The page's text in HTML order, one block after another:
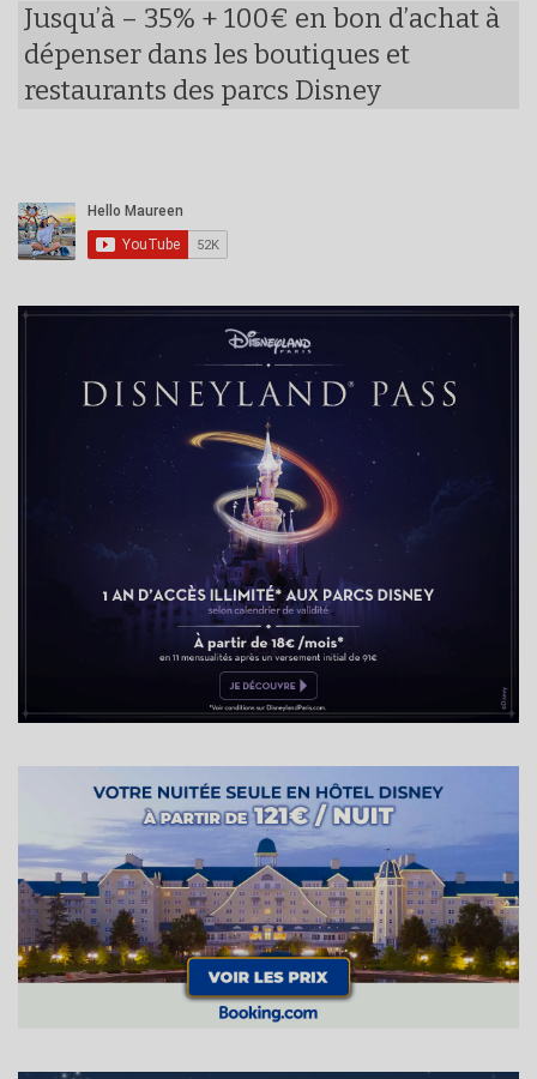
Jusqu’à – 35% + 100€ en bon d’achat à
dépenser dans les boutiques et
restaurants des parcs Disney